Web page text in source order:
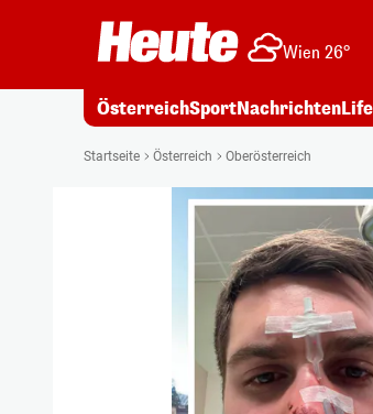
Wien 26°
ÖsterreichSportNachrichtenLife
Startseite Österreich Oberösterreich